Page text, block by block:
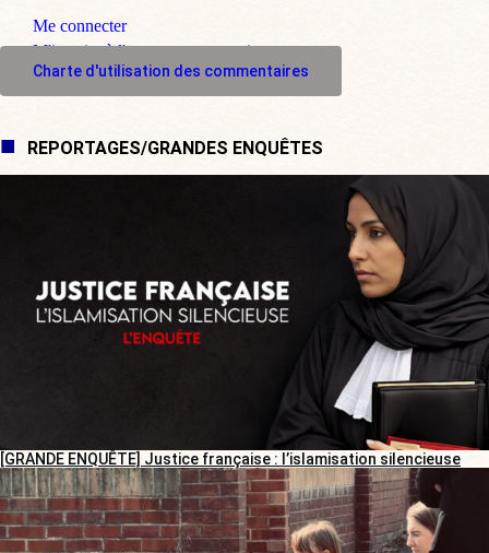
Me connecter
M'inscrire à l'espace commentaire
Charte d'utilisation des commentaires
REPORTAGES/GRANDES ENQUÊTES
[GRANDE ENQUÊTE] Justice française : l’islamisation silencieuse